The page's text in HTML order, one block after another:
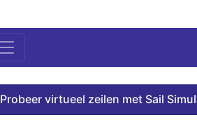
Probeer virtueel zeilen met Sail